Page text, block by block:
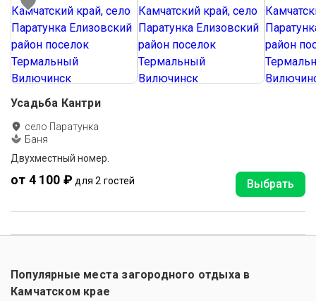
Усадьба Кантри
село Паратунка
Баня
Двухместный номер.
от 4 100 ₽ для 2 гостей Выбрать
Популярные места загородного отдыха в
Камчатском крае